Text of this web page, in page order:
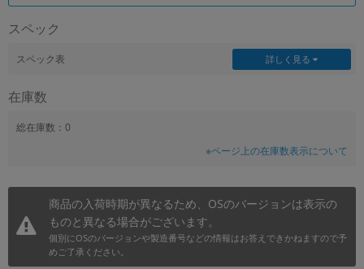
スペック
スペック表 詳しく見る
在庫数
総在庫数：0
※ページ上の在庫数表示について
商品の入荷時期が異なるため、OSのバージョンは表示の
ものと異なる場合がございます。
個別にOSのバージョンや製造番号などの情報はお答えできかねますので予
めご了承ください。
価格
円 ～ 円